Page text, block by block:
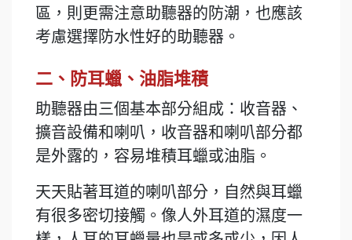
區，則更需注意助聽器的防潮，也應該
考慮選擇防水性好的助聽器。
二、防耳蠟、油脂堆積
助聽器由三個基本部分組成：收音器、
擴音設備和喇叭，收音器和喇叭部分都
是外露的，容易堆積耳蠟或油脂。
天天貼著耳道的喇叭部分，自然與耳蠟
有很多密切接觸。像人外耳道的濕度一